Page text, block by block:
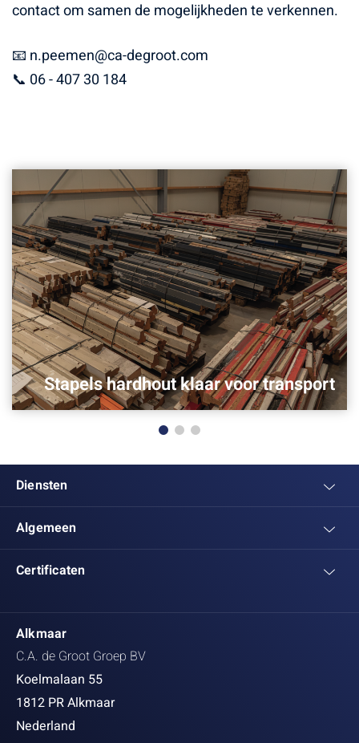
contact om samen de mogelijkheden te verkennen.
📧 n.peemen@ca-degroot.com
📞 06 - 407 30 184
Stapels hardhout klaar voor transport
Alkmaar
C.A. de Groot Groep BV
Koelmalaan 55
1812 PR Alkmaar
Nederland
Diensten
Algemeen
Certificaten